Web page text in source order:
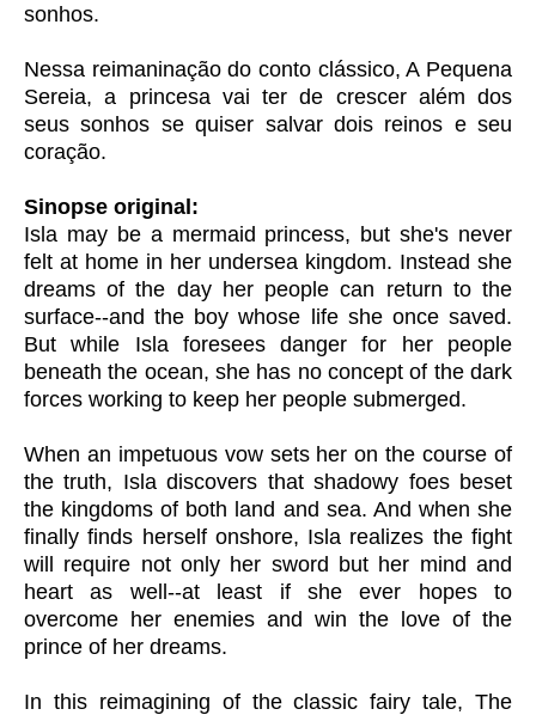
sonhos.
Nessa reimaninação do conto clássico, A Pequena
Sereia, a princesa vai ter de crescer além dos
seus sonhos se quiser salvar dois reinos e seu
coração.
Sinopse original:
Isla may be a mermaid princess, but she's never
felt at home in her undersea kingdom. Instead she
dreams of the day her people can return to the
surface--and the boy whose life she once saved.
But while Isla foresees danger for her people
beneath the ocean, she has no concept of the dark
forces working to keep her people submerged.
When an impetuous vow sets her on the course of
the truth, Isla discovers that shadowy foes beset
the kingdoms of both land and sea. And when she
finally finds herself onshore, Isla realizes the fight
will require not only her sword but her mind and
heart as well--at least if she ever hopes to
overcome her enemies and win the love of the
prince of her dreams.
In this reimagining of the classic fairy tale, The